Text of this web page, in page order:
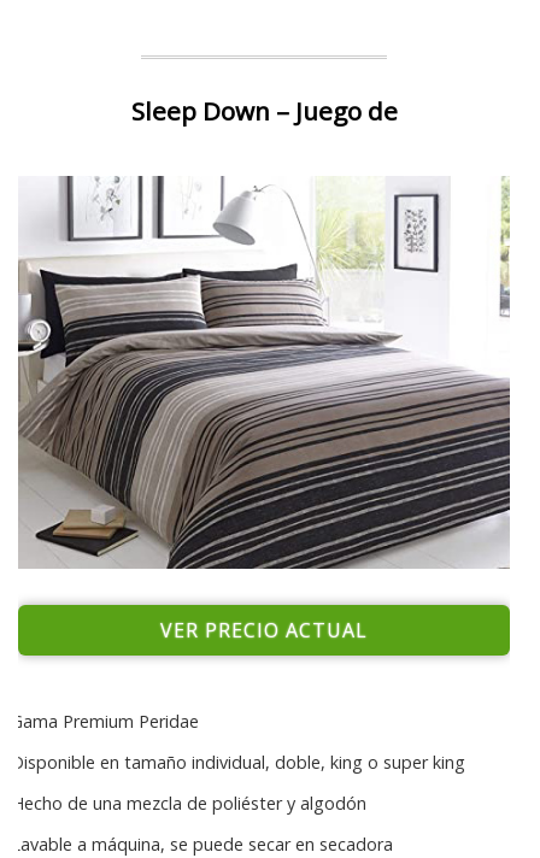
Sleep Down – Juego de
VER PRECIO ACTUAL
Gama Premium Peridae
Disponible en tamaño individual, doble, king o super king
Hecho de una mezcla de poliéster y algodón
Lavable a máquina, se puede secar en secadora